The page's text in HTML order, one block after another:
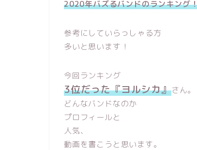
2020年バズるバンドのランキング
参考にしていらっしゃる方
多いと思います！
今回ランキング
3位だった『ヨルシカ』さん。
どんなバンドなのか
プロフィールと
人気、
動画を書こうと思います。